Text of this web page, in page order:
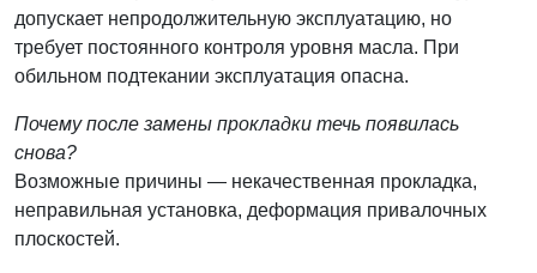
допускает непродолжительную эксплуатацию, но
требует постоянного контроля уровня масла. При
обильном подтекании эксплуатация опасна.
Почему после замены прокладки течь появилась
снова?
Возможные причины — некачественная прокладка,
неправильная установка, деформация привалочных
плоскостей.